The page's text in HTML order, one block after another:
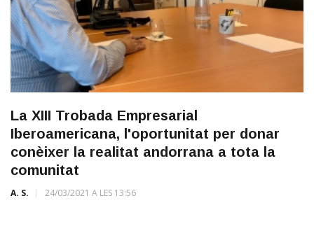
La XIII Trobada Empresarial
Iberoamericana, l'oportunitat per donar
conèixer la realitat andorrana a tota la
comunitat
A. S. 24/03/2021 A LES 13:56